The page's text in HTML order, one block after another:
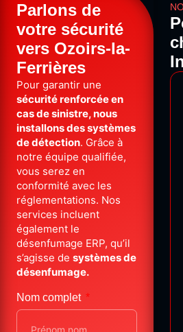
Parlons de
votre sécurité
vers Ozoirs-la-
Ferrières
Pour garantir une
sécurité renforcée en
cas de sinistre, nous
installons des systèmes
de détection. Grâce à
notre équipe qualifiée,
vous serez en
conformité avec les
réglementations. Nos
services incluent
également le
désenfumage ERP, qu’il
s’agisse de systèmes de
désenfumage.
Nom complet